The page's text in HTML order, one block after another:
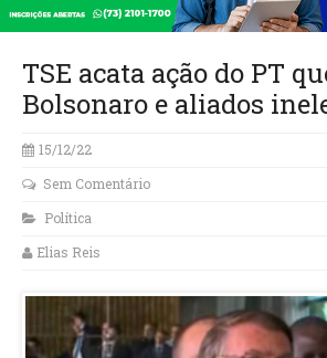
TSE acata ação do PT
Bolsonaro e aliados
15/12/22
Sem Comentário
Política
Elias Reis